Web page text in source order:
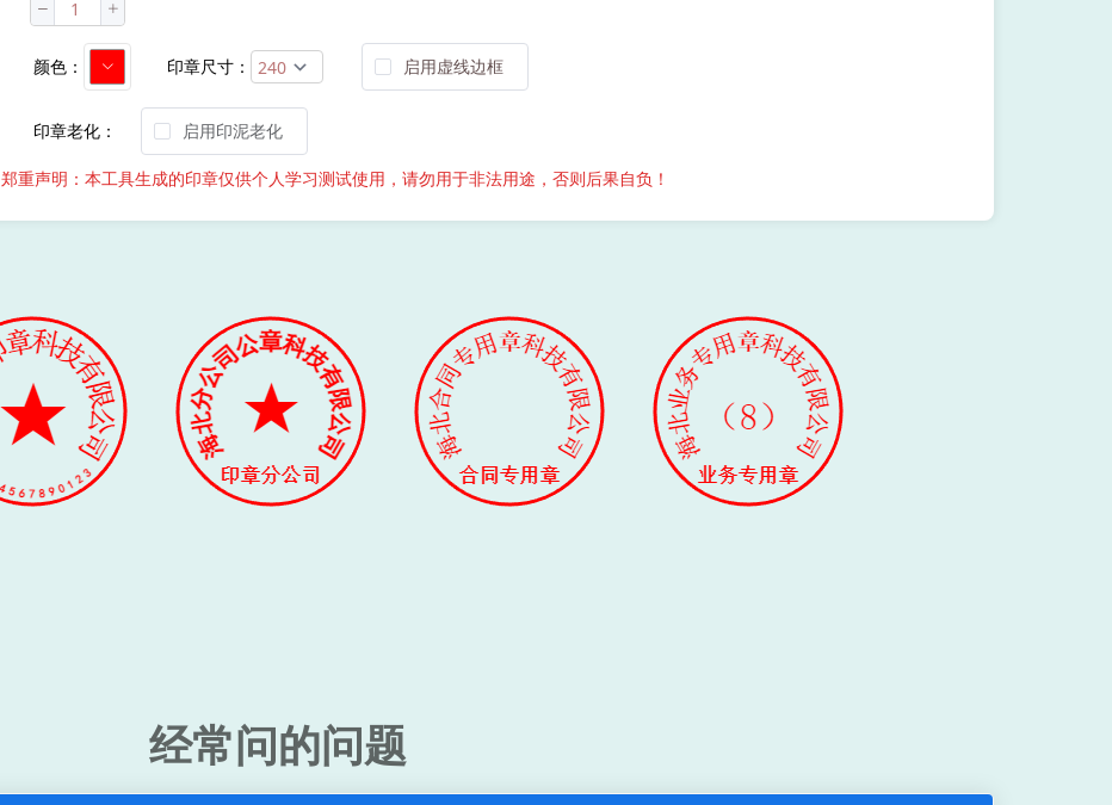
颜色： 印章尺寸： 启用虚线边框
印章老化： 启用印泥老化
郑重声明：本工具生成的印章仅供个人学习测试使用，请勿用于非法用途，否则后果自负！
经常问的问题